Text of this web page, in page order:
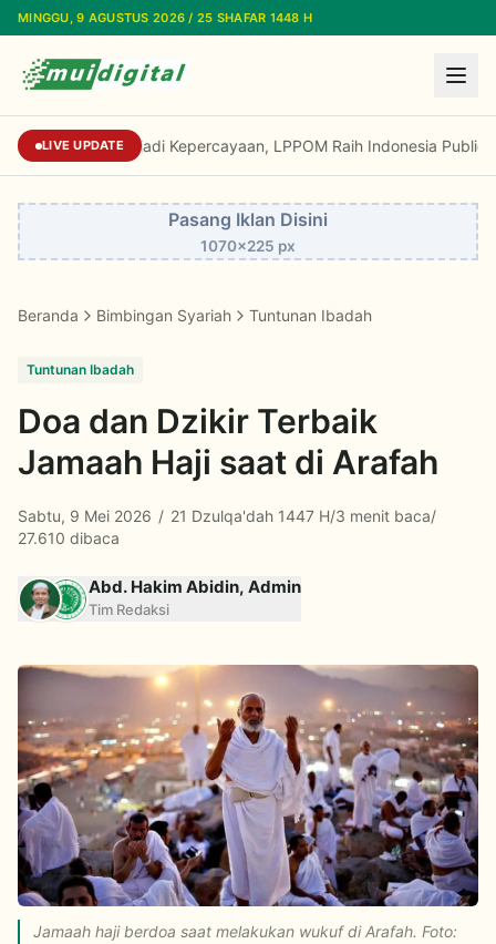
Lewati ke konten utama
MINGGU, 9 AGUSTUS 2026 / 25 SHAFAR 1448 H
LIVE UPDATE Dari Reputasi Menjadi Kepercayaan, LPPOM
Pasang Iklan Disini
1070x225 px
Beranda Bimbingan Syariah Tuntunan Ibadah
Tuntunan Ibadah
Doa dan Dzikir Terbaik
Jamaah Haji saat di Arafah
Sabtu, 9 Mei 2026 / 21 Dzulqa'dah 1447 H/3 menit baca/
27.610 dibaca
Abd. Hakim Abidin, Admin
Tim Redaksi
Jamaah haji berdoa saat melakukan wukuf di Arafah. Foto: